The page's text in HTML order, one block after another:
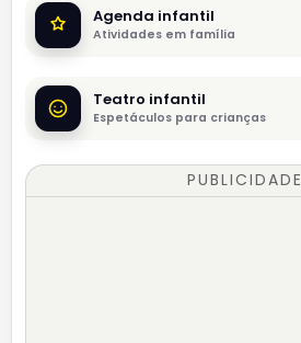
Agenda infantil
Atividades em família
Teatro infantil
Espetáculos para crianças
PUBLICIDADE